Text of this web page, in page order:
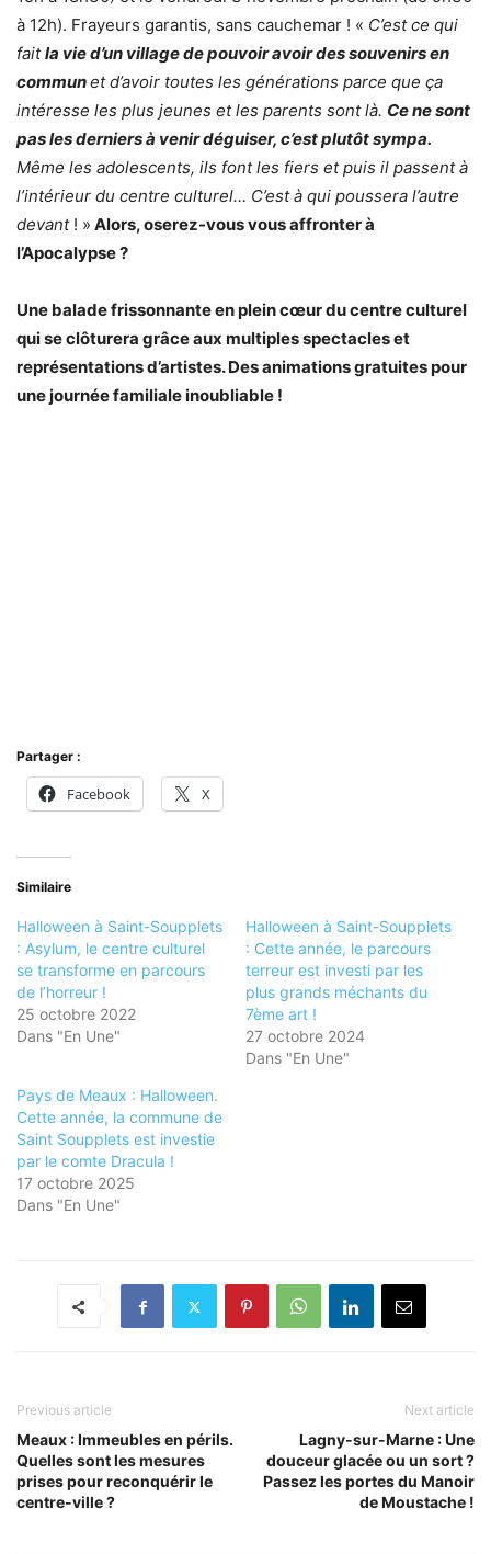
à 12h). Frayeurs garantis, sans cauchemar ! « C’est ce qui
faitla vie d’un village de pouvoir avoir des souvenirs en
communet d’avoir toutes les générations parce que ça
intéresse les plus jeunes et les parents sont là. Ce ne sont
pas les derniers à venir déguiser, c’est plutôt sympa.
Même les adolescents, ils font les fiers et puis il passent à
l’intérieur du centre culturel… C’est à qui poussera l’autre
devant! » Alors, oserez-vous vous affronter à
l’Apocalypse ?
Une balade frissonnante en plein cœur du centre culturel
qui se clôturera grâce aux multiples spectacles et
représentations d’artistes. Des animations gratuites pour
une journée familiale inoubliable !
Partager :
Facebook X
Similaire
Halloween à Saint-Soupplets
: Asylum, le centre culturel
se transforme en parcours
de l’horreur !
25 octobre 2022
Dans "En Une"
Halloween à Saint-Soupplets
: Cette année, le parcours
terreur est investi par les
plus grands méchants du
7ème art !
27 octobre 2024
Dans "En Une"
Pays de Meaux : Halloween.
Cette année, la commune de
Saint Soupplets est investie
par le comte Dracula !
17 octobre 2025
Dans "En Une"
Previous article
Meaux : Immeubles en périls.
Quelles sont les mesures
prises pour reconquérir le
centre-ville ?
Next article
Lagny-sur-Marne : Une
douceur glacée ou un sort ?
Passez les portes du Manoir
de Moustache !